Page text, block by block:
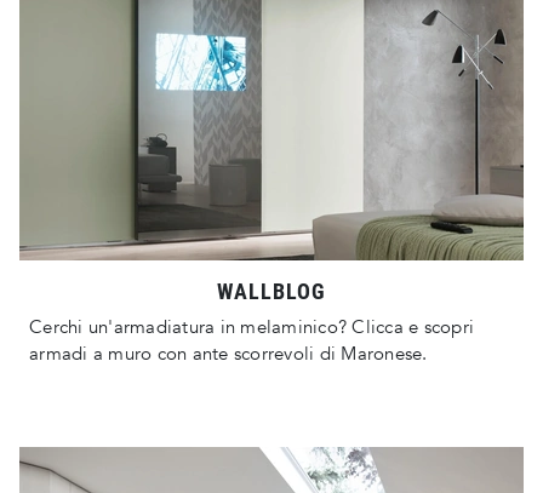
WALLBLOG
Cerchi un'armadiatura in melaminico? Clicca e scopri
armadi a muro con ante scorrevoli di Maronese.